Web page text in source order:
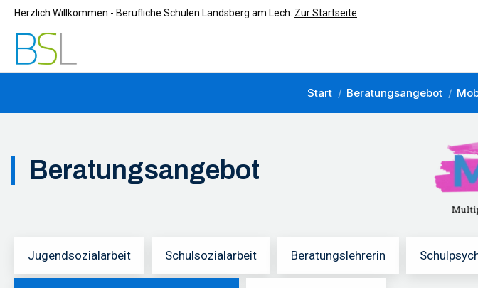
Herzlich Willkommen - Berufliche Schulen Landsberg am Lech. Zur Startseite
Sie befinden sich hier:
Start Beratungsangebot
Beratungsangebot
Jugendsozialarbeit Schulsozialarbeit Beratungslehrerin